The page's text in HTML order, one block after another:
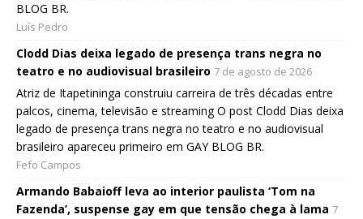
BLOG BR.
Luís Pedro
Clodd Dias deixa legado de presença trans negra no
teatro e no audiovisual brasileiro 7 de agosto de 2026
Atriz de Itapetininga construiu carreira de três décadas entre
palcos, cinema, televisão e streaming O post Clodd Dias deixa
legado de presença trans negra no teatro e no audiovisual
brasileiro apareceu primeiro em GAY BLOG BR.
Fefo Campos
Armando Babaioff leva ao interior paulista ‘Tom na
Fazenda’, suspense gay em que tensão chega à lama 7